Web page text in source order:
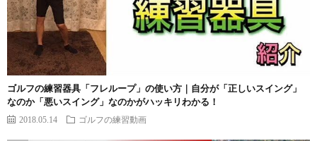
ゴルフの練習器具「フレループ」の使い方｜自分が「正しいスイング」
なのか「悪いスイング」なのかがハッキリわかる！
2018.05.14 ゴルフの練習動画